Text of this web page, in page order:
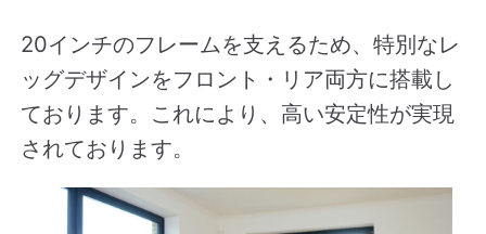
20インチのフレームを支えるため、特別なレ
ッグデザインをフロント・リア両方に搭載し
ております。これにより、高い安定性が実現
されております。